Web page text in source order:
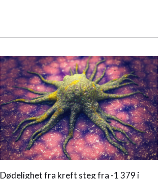
Dødelighet fra kreft steg fra -1 379 i